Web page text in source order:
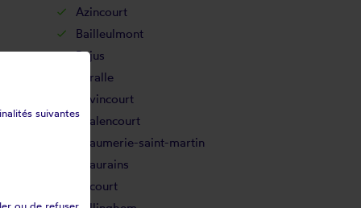
Azincourt
Bailleulmont
Bajus
Baralle
Bavincourt
Béalencourt
Beaumerie-saint-martin
Beaurains
Bécourt
suivantes